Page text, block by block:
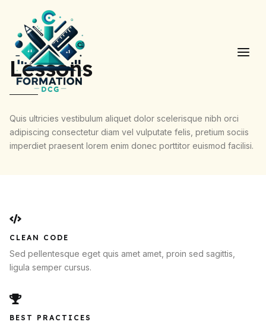
contenu
Lessons
Quis ultricies vestibulum aliquet dolor scelerisque nibh orci
adipiscing consectetur diam vel vulputate felis, pretium sociis
imperdiet praesent lorem enim donec porttitor euismod facilisi.
CLEAN CODE
Sed pellentesque eget quis amet amet, proin sed sagittis,
ligula semper cursus.
BEST PRACTICES